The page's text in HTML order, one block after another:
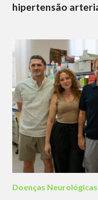
hipertensão
Doenças Neurológicas